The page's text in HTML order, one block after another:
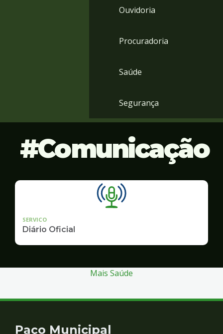
Ouvidoria
Procuradoria
Saúde
Segurança
Comunicação
SERVICO
Diário Oficial
Mais Saúde
Contato
Paço Municipal